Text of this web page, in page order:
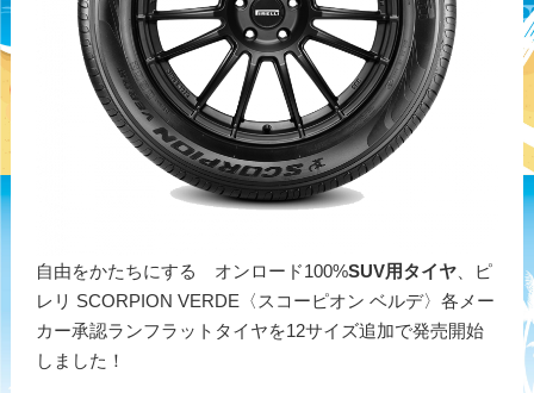
自由をかたちにする オンロード100%SUV用タイヤ、ピ
レリ SCORPION VERDE〈スコーピオン ベルデ〉各メー
カー承認ランフラットタイヤを12サイズ追加で発売開始
しました！